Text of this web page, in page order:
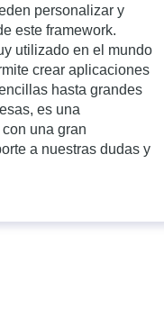
personalizar y
este framework.
utilizado en el mundo
crear aplicaciones
hasta grandes
es una
una gran
a nuestras dudas y